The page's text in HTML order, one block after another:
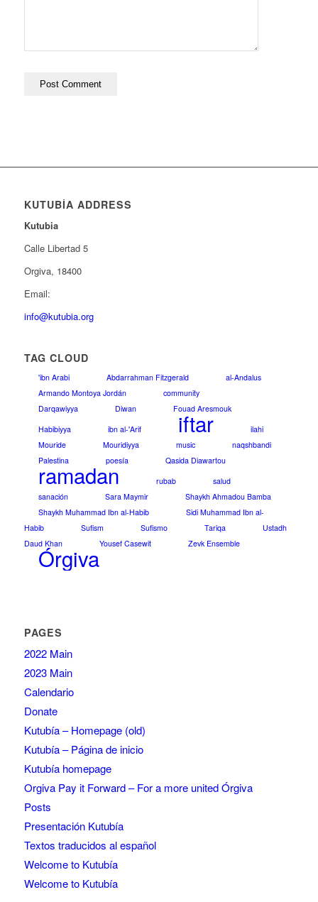
KUTUBÍA ADDRESS
Kutubia
Calle Libertad 5
Orgiva, 18400
Email:
info@kutubia.org
TAG CLOUD
'ibn Arabi Abdarrahman Fitzgerald
al-Andalus
Armando Montoya Jordán
community
Darqawiyya
Diwan
Fouad Aresmouk
Habibiyya
ibn al-'Arif iftar
ilahi
Mouride
Mouridiyya music
naqshbandi
Palestina
poesía Qasida Diawartou
ramadan rubab
salud
sanación
Sara Maymir
Shaykh Ahmadou Bamba
Shaykh Muhammad Ibn al-Habib
Sidi Muhammad Ibn al-
Habib
Sufism Sufismo Tariqa
Ustadh
Daud Khan
Yousef Casewit Zevk Ensemble
Órgiva
PAGES
2022 Main
2023 Main
Calendario
Donate
Kutubía – Homepage (old)
Kutubía – Página de inicio
Kutubía homepage
Orgiva Pay it Forward – For a more united Órgiva
Posts
Presentación Kutubía
Textos traducidos al español
Welcome to Kutubía
Welcome to Kutubía